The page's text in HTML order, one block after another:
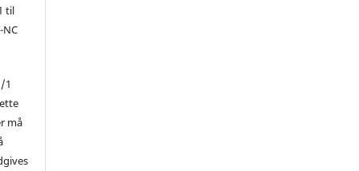
til
NC
1
må